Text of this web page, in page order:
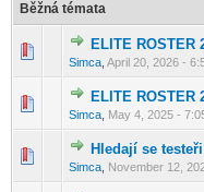
Běžná témata
ELITE ROSTER
Simca April 20, 2026 -
0 hlas(ů)
ELITE ROSTER
Simca May 4, 2025 -
0 hlas(ů)
Hledají se testeři
Simca November 12,
0 hlas(ů)